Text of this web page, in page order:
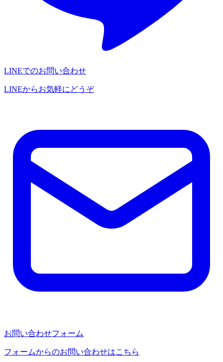
LINEでのお問い合わせ
LINEからお気軽にどうぞ
お問い合わせフォーム
フォームからのお問い合わせはこちら